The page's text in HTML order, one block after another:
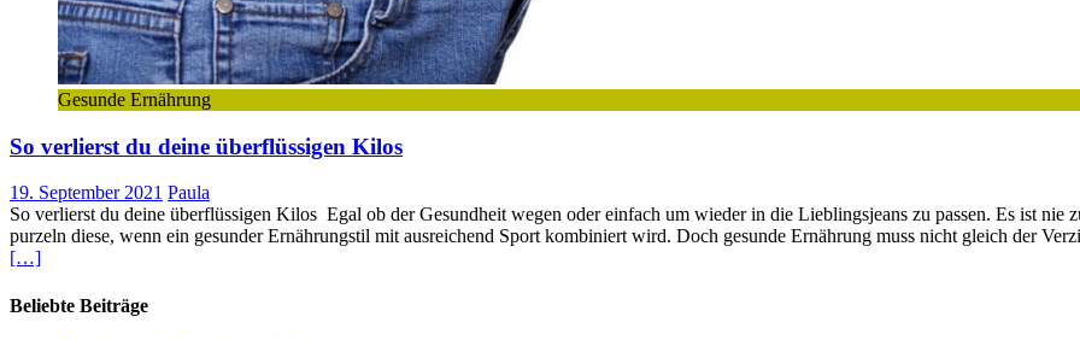
Gesunde Ernährung
So verlierst du deine überflüssigen Kilos
19. September 2021 Paula
So verlierst du deine überflüssigen Kilos Egal ob der Gesundheit wegen oder einfach um wieder in die Lieblingsjeans zu passen. Es ist nie
purzeln diese, wenn ein gesunder Ernährungstil mit ausreichend Sport kombiniert wird. Doch gesunde Ernährung muss nicht gleich der
[…]
Beliebte Beiträge